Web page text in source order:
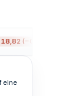
(−0,03 %)
eine